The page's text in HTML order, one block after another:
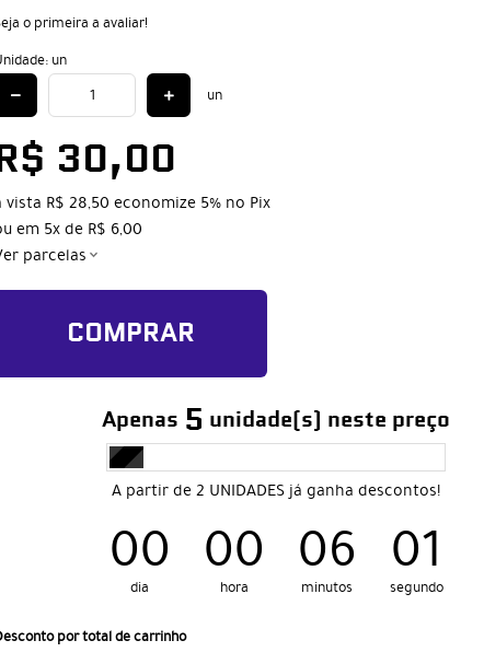
o primeira a avaliar!
un
un
30,00
vista R$ 28,50 economize 5% no Pix
em 5xde R$ 6,00
parcelas
COMPRAR
Apenas 5 unidade(s) neste preço
A partir de 2 UNIDADES já ganha descontos!
00
dia 00
hora 06
minutos 00
segundo
por total de carrinho